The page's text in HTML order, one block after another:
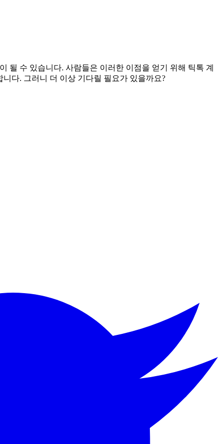
될 수 있습니다. 사람들은 이러한 이점을 얻기 위해 틱톡 계
다. 그러니 더 이상 기다릴 필요가 있을까요?